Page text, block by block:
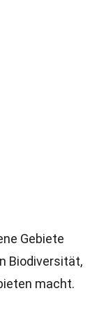
Gebiete
Biodiversität,
macht.